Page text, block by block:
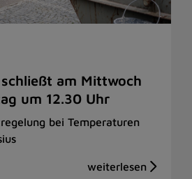
am Mittwoch
um 12.30 Uhr
bei Temperaturen